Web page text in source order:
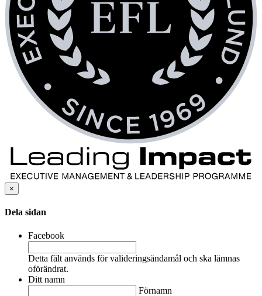
×
Dela sidan
Facebook
Detta fält används för valideringsändamål och ska lämnas
oförändrat.
Ditt namn
Förnamn